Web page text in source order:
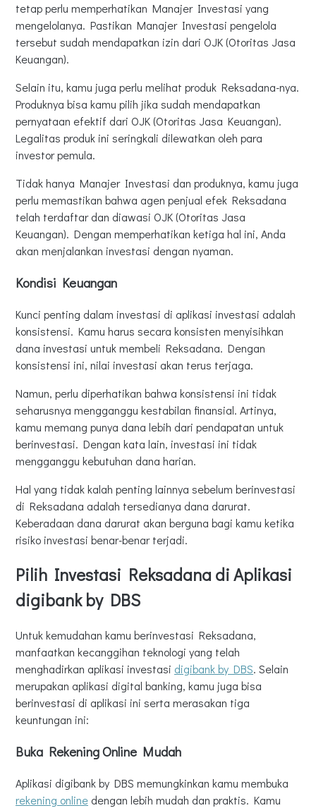
tetap perlu memperhatikan Manajer Investasi yang
mengelolanya. Pastikan Manajer Investasi pengelola
tersebut sudah mendapatkan izin dari OJK (Otoritas Jasa
Keuangan).
Selain itu, kamu juga perlu melihat produk Reksadana-nya.
Produknya bisa kamu pilih jika sudah mendapatkan
pernyataan efektif dari OJK (Otoritas Jasa Keuangan).
Legalitas produk ini seringkali dilewatkan oleh para
investor pemula.
Tidak hanya Manajer Investasi dan produknya, kamu juga
perlu memastikan bahwa agen penjual efek Reksadana
telah terdaftar dan diawasi OJK (Otoritas Jasa
Keuangan). Dengan memperhatikan ketiga hal ini, Anda
akan menjalankan investasi dengan nyaman.
Kondisi Keuangan
Kunci penting dalam investasi di aplikasi investasi adalah
konsistensi. Kamu harus secara konsisten menyisihkan
dana investasi untuk membeli Reksadana. Dengan
konsistensi ini, nilai investasi akan terus terjaga.
Namun, perlu diperhatikan bahwa konsistensi ini tidak
seharusnya mengganggu kestabilan finansial. Artinya,
kamu memang punya dana lebih dari pendapatan untuk
berinvestasi. Dengan kata lain, investasi ini tidak
mengganggu kebutuhan dana harian.
Hal yang tidak kalah penting lainnya sebelum berinvestasi
di Reksadana adalah tersedianya dana darurat.
Keberadaan dana darurat akan berguna bagi kamu ketika
risiko investasi benar-benar terjadi.
Pilih Investasi Reksadana di Aplikasi
digibank by DBS
Untuk kemudahan kamu berinvestasi Reksadana,
manfaatkan kecanggihan teknologi yang telah
menghadirkan aplikasi investasi digibank by DBS. Selain
merupakan aplikasi digital banking, kamu juga bisa
berinvestasi di aplikasi ini serta merasakan tiga
keuntungan ini:
Buka Rekening Online Mudah
Aplikasi digibank by DBS memungkinkan kamu membuka
rekening online dengan lebih mudah dan praktis. Kamu